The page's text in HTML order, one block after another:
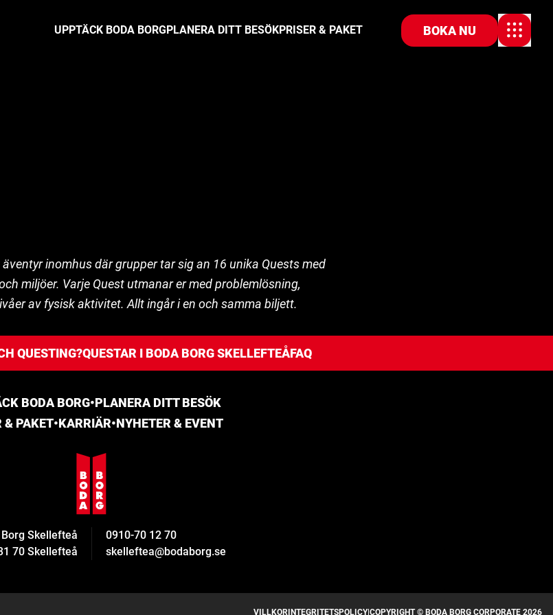
UPPTÄCK BODA BORGPLANERA DITT BESÖKPRISER & PAKET BOKA NU
inomhus där grupper tar sig an 16 unika Quests med
miljöer. Varje Quest utmanar er med problemlösning,
av fysisk aktivitet. Allt ingår i en och samma biljett.
QUESTING?QUESTAR I BODA BORG SKELLEFTEÅFAQ
BODA BORG•PLANERA DITT BESÖK
& PAKET•KARRIÄR•NYHETER & EVENT
Skellefteå
70 Skellefteå
0910-70 12 70
skelleftea@bodaborg.se
VILLKOR INTEGRITETSPOLICY|COPYRIGHT © BODA BORG CORPORATE 2026